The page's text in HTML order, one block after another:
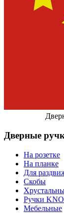
Дверные
На розетке
На планке
Для
Скобы
Ручки
Мебельные